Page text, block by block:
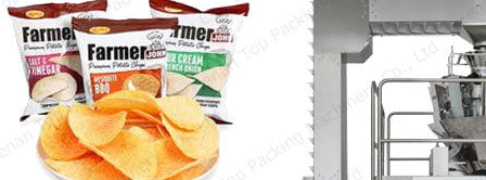
máquina de embalagem de grânulos
vertical
O desenvolvimento da tecnologia e da ciência
tem promovido grandemente a modernização
da indústria de máquinas de embalagem.…